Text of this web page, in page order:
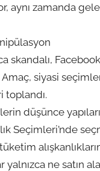
aynı zamanda
siyasi
toplandı.
düşünce
Seçimleri’nde
ne satın